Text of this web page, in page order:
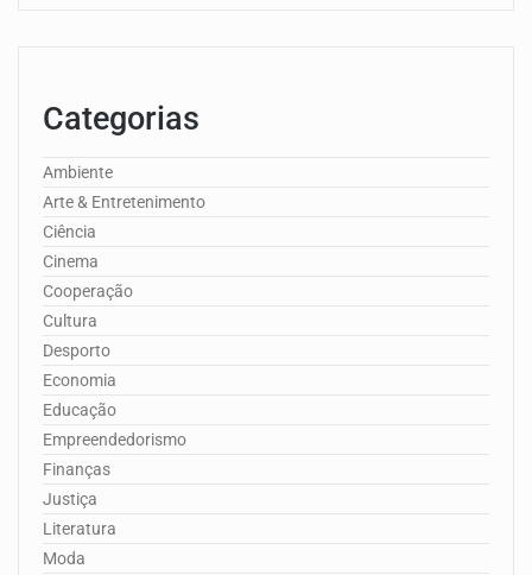
Categorias
Ambiente
Arte & Entretenimento
Ciência
Cinema
Cooperação
Cultura
Desporto
Economia
Educação
Empreendedorismo
Finanças
Justiça
Literatura
Moda